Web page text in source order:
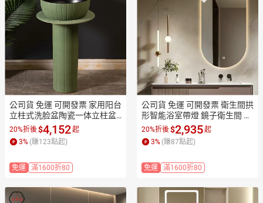
公司貨 免運 可開發票 家用阳台
立柱式洗脸盆陶瓷一体立柱盆
酒店洗手盆水池落地式台盆27
工廠現貨直銷 售後保障 全館折
扣 店長新品推薦 7ZM83
20%折後$4,152起
3% (賺123點起)
免運 滿1600折80
公司貨 免運 可開發票 衛生間拱
形智能浴室帶燈 鏡子衛生間 廁
所鏡子led帶燈 洗手台法式梳妝
台鏡掛墻工廠現貨直銷 售後保
障 全館折扣 店長新品推薦 7ZM
20%折後$2,935起
3% (賺87點起)
免運 滿1600折80